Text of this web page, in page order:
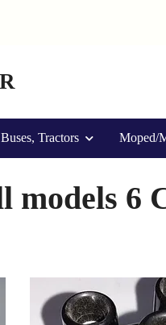
Tractors Moped/
models 6